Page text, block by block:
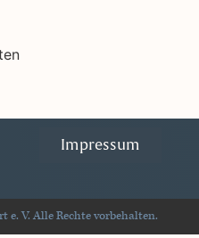
Impressum
V. Alle Rechte vorbehalten.